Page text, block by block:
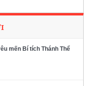
mến Bí tích Thánh Thể